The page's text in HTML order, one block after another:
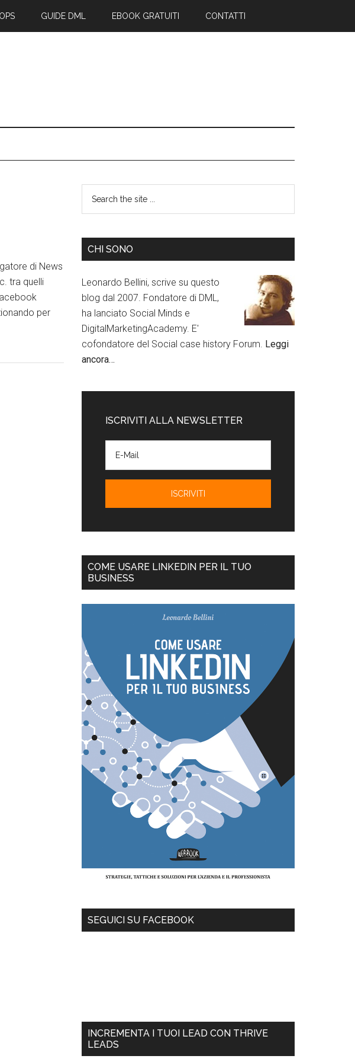
GUIDE DML EBOOK GRATUITI CONTATTI
di News
tra quelli
per
CHI SONO
Leonardo Bellini, scrive su questo
blog dal 2007. Fondatore di DML,
ha lanciato Social Minds e
DigitalMarketingAcademy. E'
cofondatore del Social case history Forum. Leggi
ancora…
ISCRIVITI ALLA NEWSLETTER
COME USARE LINKEDIN PER IL TUO
BUSINESS
SEGUICI SU FACEBOOK
INCREMENTA I TUOI LEAD CON THRIVE
LEADS